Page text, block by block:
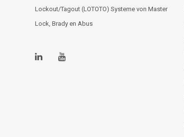
Lockout/Tagout (LOTOTO) Systeme von Master
Lock, Brady en Abus